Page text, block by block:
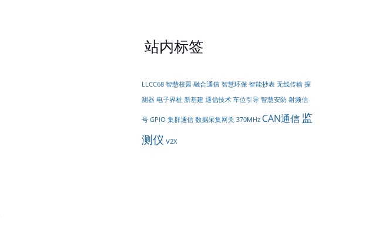
站内标签
LLCC68 智慧校园 融合通信 智慧环保 智能抄表 无线传输 探
测器 电子界桩 新基建 通信技术 车位引导 智慧安防 射频信
号 GPIO 集群通信 数据采集网关 370MHz CAN通信 监
测仪 V2X